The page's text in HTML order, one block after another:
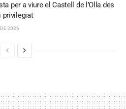
per a viure el Castell de l’Olla des
privilegiat
2026